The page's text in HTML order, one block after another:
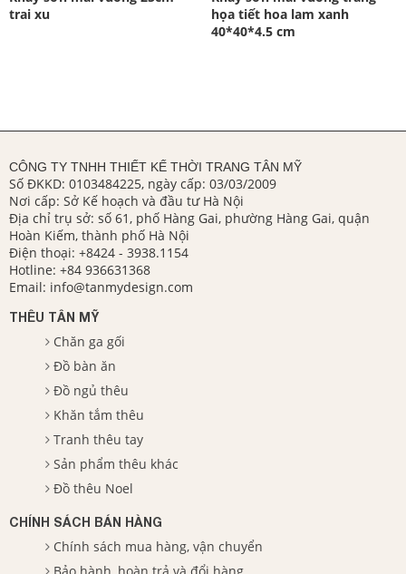
trai xu
họa tiết hoa lam xanh
40*40*4.5 cm
CÔNG TY TNHH THIẾT KẾ THỜI TRANG TÂN MỸ
Số ĐKKD: 0103484225, ngày cấp: 03/03/2009
Nơi cấp: Sở Kế hoạch và đầu tư Hà Nội
Địa chỉ trụ sở: số 61, phố Hàng Gai, phường Hàng Gai, quận
Hoàn Kiếm, thành phố Hà Nội
Điện thoại: +8424 - 3938.1154
Hotline: +84 936631368
Email: info@tanmydesign.com
THÊU TÂN MỸ
Chăn ga gối
Đồ bàn ăn
Đồ ngủ thêu
Khăn tắm thêu
Tranh thêu tay
Sản phẩm thêu khác
Đồ thêu Noel
CHÍNH SÁCH BÁN HÀNG
Chính sách mua hàng, vận chuyển